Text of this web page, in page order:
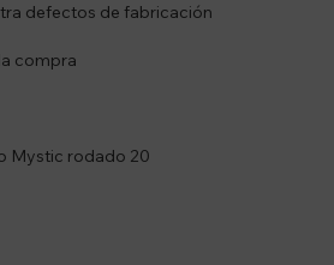
defectos de fabricación
compra
Mystic rodado 20